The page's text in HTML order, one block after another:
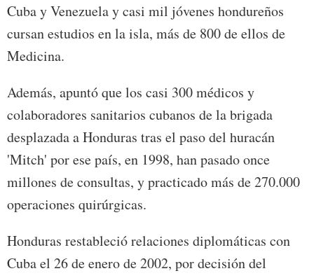
Cuba y Venezuela y casi mil jóvenes hondureños
cursan estudios en la isla, más de 800 de ellos de
Medicina.
Además, apuntó que los casi 300 médicos y
colaboradores sanitarios cubanos de la brigada
desplazada a Honduras tras el paso del huracán
'Mitch' por ese país, en 1998, han pasado once
millones de consultas, y practicado más de 270.000
operaciones quirúrgicas.
Honduras restableció relaciones diplomáticas con
Cuba el 26 de enero de 2002, por decisión del